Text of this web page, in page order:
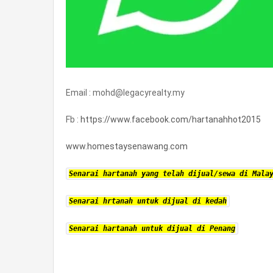
Email : mohd@legacyrealty.my
Fb : https://www.facebook.com/hartanahhot2015
www.homestaysenawang.com
Senarai hartanah yang telah dijual/sewa di
Senarai hrtanah untuk dijual di kedah
Senarai hartanah untuk dijual di Penang